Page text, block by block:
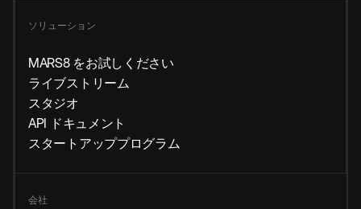
ソリューション
MARS8 をお試しください
ライブストリーム
スタジオ
API ドキュメント
スタートアッププログラム
会社